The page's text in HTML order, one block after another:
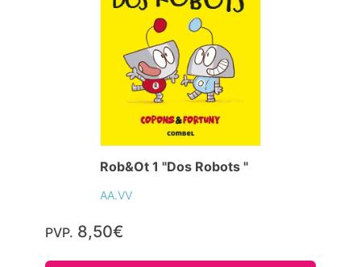
Rob&Ot 1 "Dos Robots "
AA.VV
PVP. 8,50€